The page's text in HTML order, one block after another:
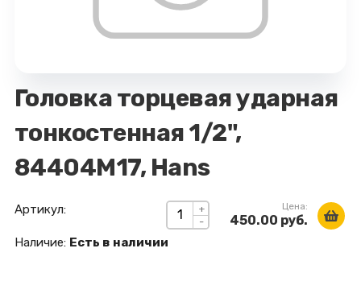
Головка торцевая ударная
тонкостенная 1/2",
84404M17, Hans
+
-
Цена:
450.00 руб.
Артикул:
Наличие: Есть в наличии